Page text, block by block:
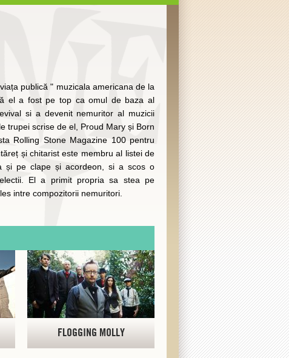
publică " muzicala americana de la
el a fost pe top ca omul de baza al
si a devenit nemuritor al muzicii
trupei scrise de el, Proud Mary și Born
Rolling Stone Magazine 100 pentru
și chitarist este membru al listei de
și pe clape și acordeon, si a scos o
El a primit propria sa stea pe
intre compozitorii nemuritori.
FLOGGING MOLLY